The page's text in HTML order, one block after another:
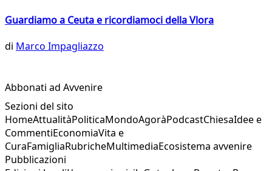
Guardiamo a Ceuta e ricordiamoci della Vlora
di Marco Impagliazzo
Abbonati ad Avvenire
Sezioni del sito
HomeAttualitàPoliticaMondoAgoràPodcastChiesaIdee e
CommentiEconomiaVita e
CuraFamigliaRubricheMultimediaEcosistema avvenire
Pubblicazioni